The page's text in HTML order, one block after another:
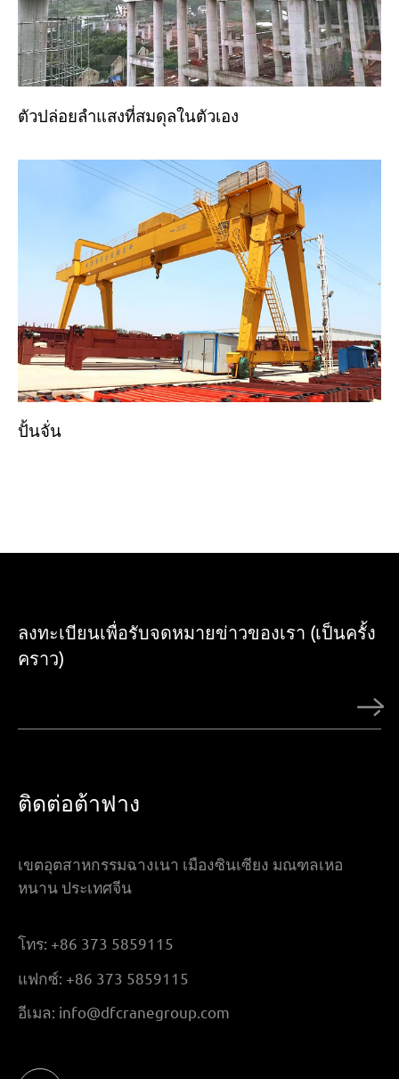
ตัวปล่อยลำแสงที่สมดุลในตัวเอง
ปั้นจั่น
ลงทะเบียนเพื่อรับจดหมายข่าวของเรา (เป็นครั้ง
คราว)
ติดต่อต้าฟาง
เขตอุตสาหกรรมฉางเนา เมืองซินเซียง มณฑลเหอ
หนาน ประเทศจีน
โทร: +86 373 5859115
แฟกซ์: +86 373 5859115
อีเมล: info@dfcranegroup.com